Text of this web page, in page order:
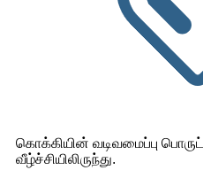
கொக்கியின் வடிவமைப்பு
வீழ்ச்சியிலிருந்து.